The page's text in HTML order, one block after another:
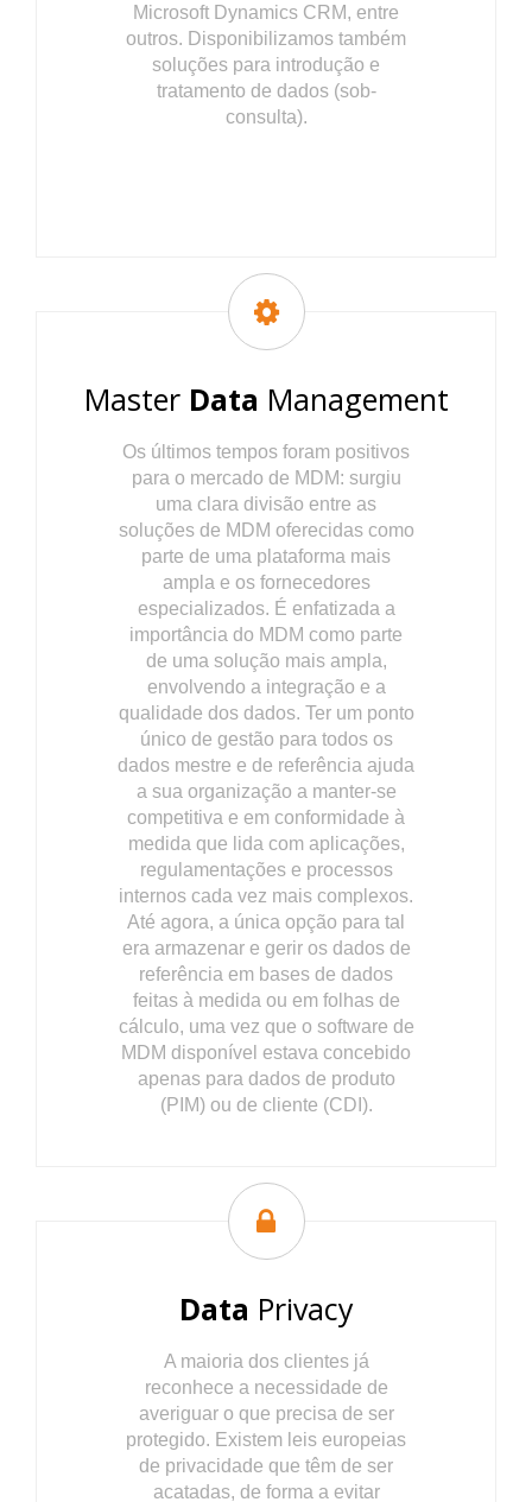
Microsoft Dynamics CRM, entre
outros. Disponibilizamos também
soluções para introdução e
tratamento de dados (sob-
consulta).
Master Data Management
Os últimos tempos foram positivos
para o mercado de MDM: surgiu
uma clara divisão entre as
soluções de MDM oferecidas como
parte de uma plataforma mais
ampla e os fornecedores
especializados. É enfatizada a
importância do MDM como parte
de uma solução mais ampla,
envolvendo a integração e a
qualidade dos dados. Ter um ponto
único de gestão para todos os
dados mestre e de referência ajuda
a sua organização a manter-se
competitiva e em conformidade à
medida que lida com aplicações,
regulamentações e processos
internos cada vez mais complexos.
Até agora, a única opção para tal
era armazenar e gerir os dados de
referência em bases de dados
feitas à medida ou em folhas de
cálculo, uma vez que o software de
MDM disponível estava concebido
apenas para dados de produto
(PIM) ou de cliente (CDI).
Data Privacy
A maioria dos clientes já
reconhece a necessidade de
averiguar o que precisa de ser
protegido. Existem leis europeias
de privacidade que têm de ser
acatadas, de forma a evitar